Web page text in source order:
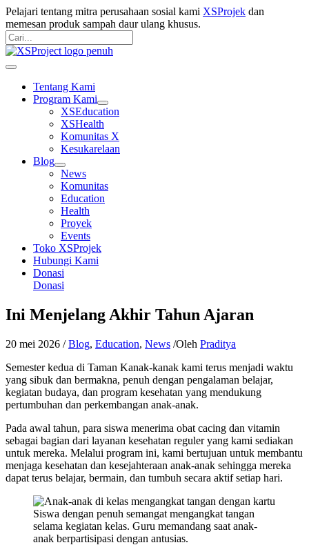
Lewati
ke
konten
Pelajari tentang mitra perusahaan sosial kami XSProjek dan
memesan produk sampah daur ulang khusus.
Cari
untuk:
Search
Menu
UtamaTentang Kami
Program Kami
XSEducation
XSHealth
Komunitas X
Kesukarelaan
Blog
News
Komunitas
Education
Health
Proyek
Events
Toko XSProjek
Hubungi Kami
Donasi
Donasi
Ini Menjelang Akhir Tahun Ajaran
20 mei 2026 /Blog, Education, News /Oleh Praditya
Semester kedua di Taman Kanak-kanak kami terus menjadi waktu
yang sibuk dan bermakna, penuh dengan pengalaman belajar,
kegiatan budaya, dan program kesehatan yang mendukung
pertumbuhan dan perkembangan anak-anak.
Pada awal tahun, para siswa menerima obat cacing dan vitamin
sebagai bagian dari layanan kesehatan reguler yang kami sediakan
untuk mereka. Melalui program ini, kami bertujuan untuk membantu
menjaga kesehatan dan kesejahteraan anak-anak sehingga mereka
dapat terus belajar, bermain, dan tumbuh secara aktif setiap hari.
Siswa dengan penuh semangat mengangkat tangan
selama kegiatan kelas. Guru memandang saat anak-
anak berpartisipasi dengan antusias.